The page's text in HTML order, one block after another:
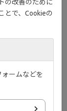
の改善のために
とで、Cookieの
ームなどを